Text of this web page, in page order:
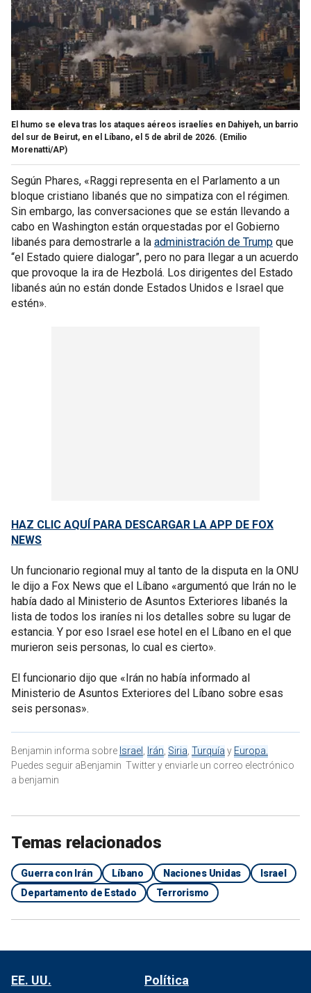
El humo se eleva tras los ataques aéreos israelíes en Dahiyeh, un barrio
del sur de Beirut, en el Líbano, el 5 de abril de 2026. (Emilio
Morenatti/AP)
Según Phares, «Raggi representa en el Parlamento a un
bloque cristiano libanés que no simpatiza con el régimen.
Sin embargo, las conversaciones que se están llevando a
cabo en Washington están orquestadas por el Gobierno
libanés para demostrarle a la administración de Trump que
“el Estado quiere dialogar”, pero no para llegar a un acuerdo
que provoque la ira de Hezbolá. Los dirigentes del Estado
libanés aún no están donde Estados Unidos e Israel que
estén».
HAZ CLIC AQUÍ PARA DESCARGAR LA APP DE FOX
NEWS
Un funcionario regional muy al tanto de la disputa en la ONU
le dijo a Fox News que el Líbano «argumentó que Irán no le
había dado al Ministerio de Asuntos Exteriores libanés la
lista de todos los iraníes ni los detalles sobre su lugar de
estancia. Y por eso Israel ese hotel en el Líbano en el que
murieron seis personas, lo cual es cierto».
El funcionario dijo que «Irán no había informado al
Ministerio de Asuntos Exteriores del Líbano sobre esas
seis personas».
Benjamin informa sobre Israel , Irán, Siria, Turquía y Europa.
Puedes seguir aBenjamin Twitter y enviarle un correo electrónico
a benjamin
Temas relacionados
Guerra con Irán Líbano Naciones Unidas
Israel
Departamento de Estado
Terrorismo
EE. UU. Política